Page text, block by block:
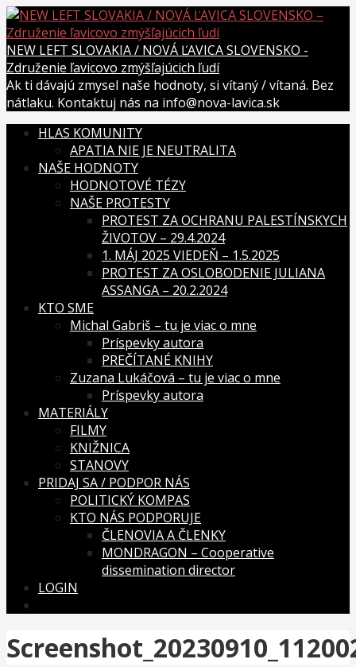
Skip
to
content
NEW LEFT SLOVAKIA / NOVÁ ĽAVICA SLOVENSKO -
Združenie ľavicovo zmýšľajúcich ľudí
Ak ti dávajú zmysel naše hodnoty, si vítaný / vítaná. Bez
nátlaku. Kontaktuj nás na info@nova-lavica.sk
HLAS KOMUNITY
APATIA NIE JE NEUTRALITA
NAŠE HODNOTY
HODNOTOVÉ TÉZY
NAŠE PROTESTY
PROTEST ZA OCHRANU PALESTÍNSKYCH
ŽIVOTOV – 29.4.2024
1. MÁJ 2025 VIEDEŇ – 1.5.2025
PROTEST ZA OSLOBODENIE JULIANA
ASSANGA – 20.2.2024
KTO SME
Michal Gabriš – tu je viac o mne
Príspevky autora
PREČÍTANÉ KNIHY
Zuzana Lukáčová – tu je viac o mne
Príspevky autora
MATERIÁLY
FILMY
KNIŽNICA
STANOVY
PRIDAJ SA / PODPOR NÁS
POLITICKÝ KOMPAS
KTO NÁS PODPORUJE
ČLENOVIA A ČLENKY
MONDRAGON – Cooperative
dissemination director
LOGIN